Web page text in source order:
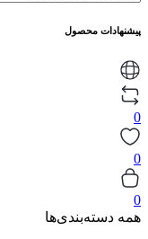
پیشنهادات محصول
0
0
0
همه دسته‌بندی‌ها